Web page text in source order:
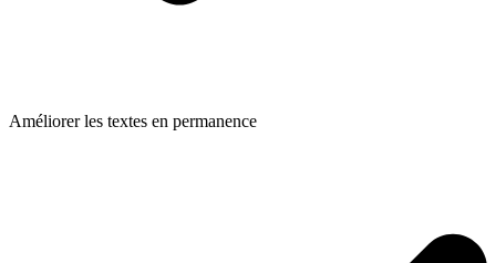
Améliorer les textes en permanence